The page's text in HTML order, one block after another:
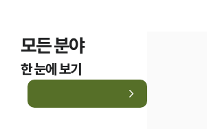
뉴스레터/브로슈어
모든 분야
한 눈에 보기